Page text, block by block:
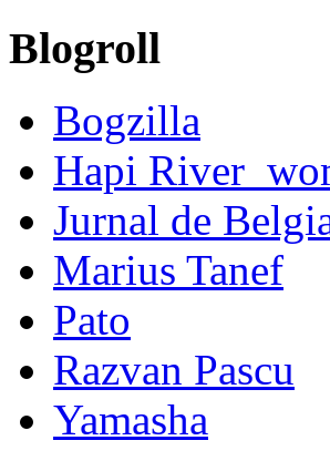
Blogroll
Bogzilla
Hapi
Jurnal de
Marius Tanef
Pato
Razvan Pascu
Yamasha